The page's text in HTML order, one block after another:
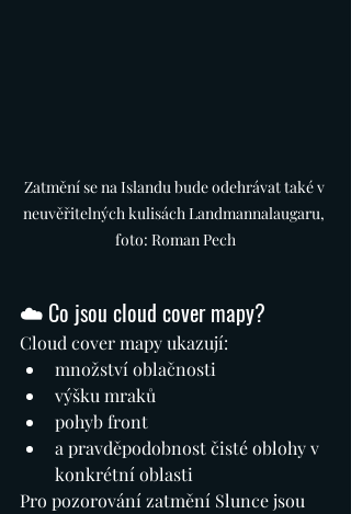
Zatmění se na Islandu bude odehrávat také v
neuvěřitelných kulisách Landmannalaugaru,
foto: Roman Pech
☁️ Co jsou cloud cover mapy?
Cloud cover mapy ukazují:
množství oblačnosti
výšku mraků
pohyb front
a pravděpodobnost čisté oblohy v
konkrétní oblasti
Pro pozorování zatmění Slunce jsou